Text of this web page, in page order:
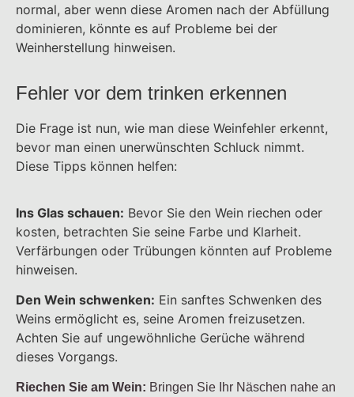
normal, aber wenn diese Aromen nach der Abfüllung
dominieren, könnte es auf Probleme bei der
Weinherstellung hinweisen.
Fehler vor dem trinken erkennen
Die Frage ist nun, wie man diese Weinfehler erkennt,
bevor man einen unerwünschten Schluck nimmt.
Diese Tipps können helfen:
Ins Glas schauen: Bevor Sie den Wein riechen oder
kosten, betrachten Sie seine Farbe und Klarheit.
Verfärbungen oder Trübungen könnten auf Probleme
hinweisen.
Den Wein schwenken: Ein sanftes Schwenken des
Weins ermöglicht es, seine Aromen freizusetzen.
Achten Sie auf ungewöhnliche Gerüche während
dieses Vorgangs.
Riechen Sie am Wein: Bringen Sie Ihr Näschen nahe an